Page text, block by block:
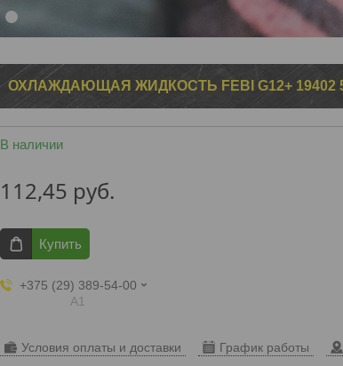
ОХЛАЖДАЮЩАЯ ЖИДКОСТЬ FEBI G12+ 19402
В наличии
112,45 руб.
Купить
+375 (29) 389-54-00
А1
Условия оплаты и доставки График работы